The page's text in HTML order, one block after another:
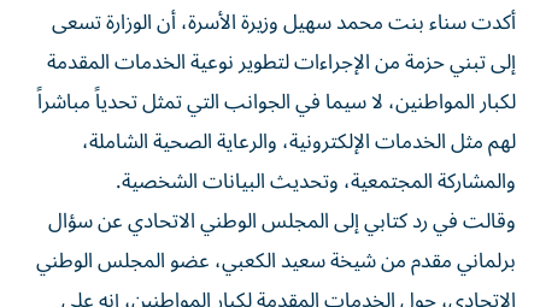
أكدت سناء بنت محمد سهيل وزيرة الأسرة، أن الوزارة تسعى
إلى تبني حزمة من الإجراءات لتطوير نوعية الخدمات المقدمة
لكبار المواطنين، لا سيما في الجوانب التي تمثل تحدياً مباشراً
لهم مثل الخدمات الإلكترونية، والرعاية الصحية الشاملة،
والمشاركة المجتمعية، وتحديث البيانات الشخصية.
وقالت في رد كتابي إلى المجلس الوطني الاتحادي عن سؤال
برلماني مقدم من شيخة سعيد الكعبي، عضو المجلس الوطني